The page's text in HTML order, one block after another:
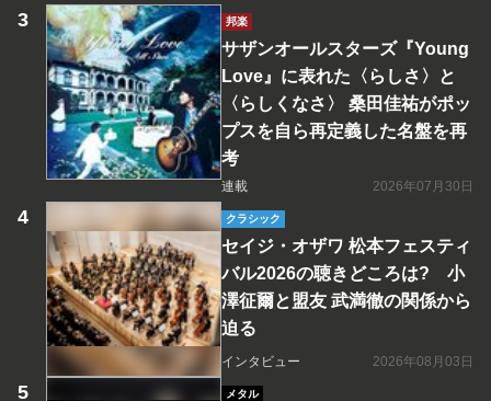
邦楽
サザンオールスターズ『Young
Love』に表れた〈らしさ〉と
〈らしくなさ〉 桑田佳祐がポッ
プスを自ら再定義した名盤を再
考
連載 2026年07月30日
クラシック
セイジ・オザワ 松本フェスティ
バル2026の聴きどころは? 小
澤征爾と盟友 武満徹の関係から
迫る
インタビュー 2026年08月03日
メタル